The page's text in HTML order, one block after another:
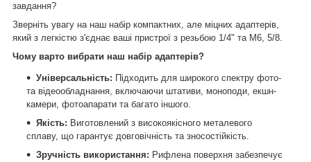
завдання?
Зверніть увагу на наш набір компактних, але міцних адаптерів,
який з легкістю з'єднає ваші пристрої з резьбою 1/4" та M6, 5/8.
Чому варто вибрати наш набір адаптерів?
Універсальність: Підходить для широкого спектру фото-
та відеообладнання, включаючи штативи, моноподи, екшн-
камери, фотоапарати та багато іншого.
Якість: Виготовлений з високоякісного металевого
сплаву, що гарантує довговічність та зносостійкість.
Зручність використання: Рифлена поверхня забезпечує